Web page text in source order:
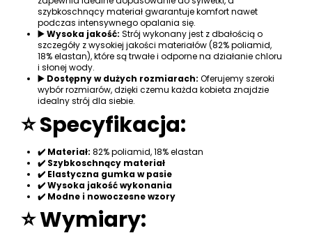
szybkoschnący materiał gwarantuje komfort nawet
podczas intensywnego opalania się.
▶️ Wysoka jakość: Strój wykonany jest z dbałością o
szczegóły z wysokiej jakości materiałów (82% poliamid,
18% elastan), które są trwałe i odporne na działanie chloru
i słonej wody.
▶️ Dostępny w dużych rozmiarach: Oferujemy szeroki
wybór rozmiarów, dzięki czemu każda kobieta znajdzie
idealny strój dla siebie.
⭐ Specyfikacja:
✔️ Materiał: 82% poliamid, 18% elastan
✔️ Szybkoschnący materiał
✔️ Elastyczna gumka w pasie
✔️ Wysoka jakość wykonania
✔️ Modne i nowoczesne wzory
⭐ Wymiary: